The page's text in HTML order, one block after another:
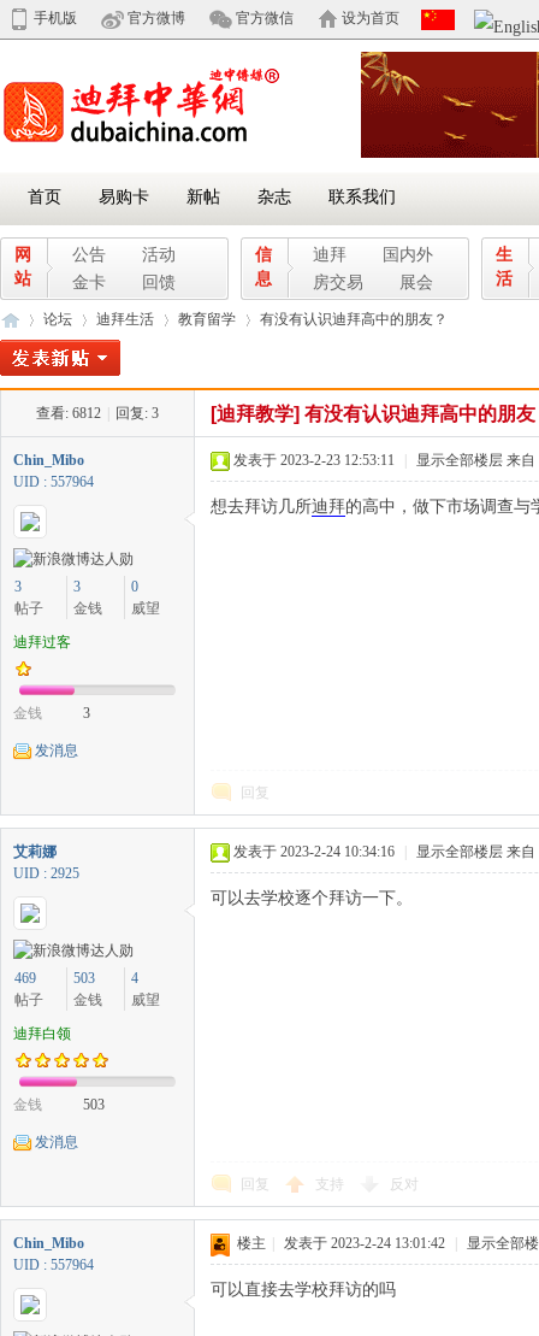
手机版 官方微博 官方微信 设为首页
首页 易购卡 新帖 杂志 联系我们
网
站
公告
活动
金卡
回馈
信
息
迪拜
国内外
房交易
展会
生
活
媒
论坛
›
迪拜生活
›
教育留学
›
有没有认识迪拜高中的朋友？
查看: 6812 回复: 3 [迪拜教学] 有没有认识迪拜高中的朋友
Chin_Mibo
UID : 557964
3
帖子
3
金钱
0
威望
迪拜过客
金钱 3
发消息
发表于 2023-2-23 12:53:11 显示全部楼层 来自
想去拜访几所迪拜的高中，做下市场调查与
回复
艾莉娜
UID : 2925
469
帖子
503
金钱
4
威望
迪拜白领
金钱 503
发消息
发表于 2023-2-24 10:34:16 显示全部楼层 来自
可以去学校逐个拜访一下。
回复 支持 反对
Chin_Mibo
UID : 557964
楼主 发表于 2023-2-24 13:01:42 显示全部
可以直接去学校拜访的吗